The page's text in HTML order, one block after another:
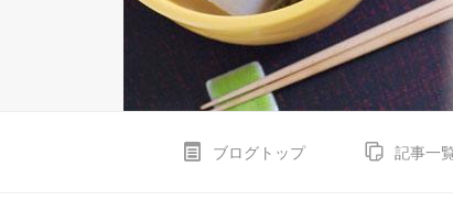
ブログトップ 記事一